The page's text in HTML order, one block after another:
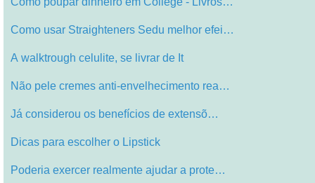
Como usar Straighteners Sedu melhor efei…
A walktrough celulite, se livrar de It
Não pele cremes anti-envelhecimento rea…
Já considerou os benefícios de extensõ…
Dicas para escolher o Lipstick
Poderia exercer realmente ajudar a prote…